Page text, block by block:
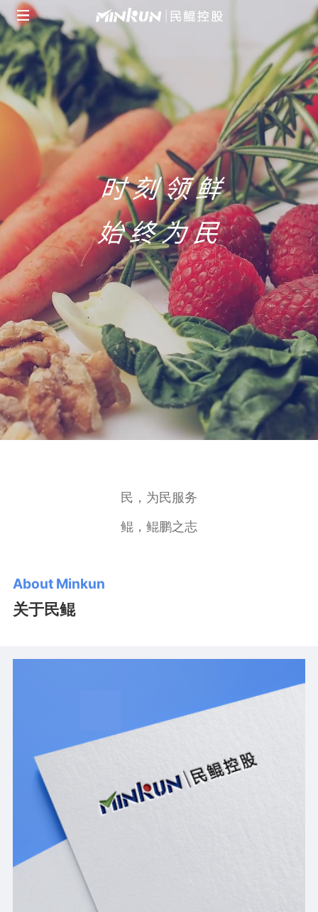
民，为民服务
鲲，鲲鹏之志
About Minkun
关于民鲲